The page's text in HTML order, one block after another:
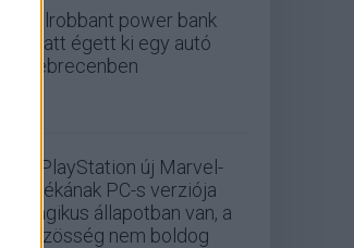
Felrobbant power bank
miatt égett ki egy autó
Debrecenben
A PlayStation új Marvel-
játékának PC-s verziója
tragikus állapotban van, a
közösség nem boldog